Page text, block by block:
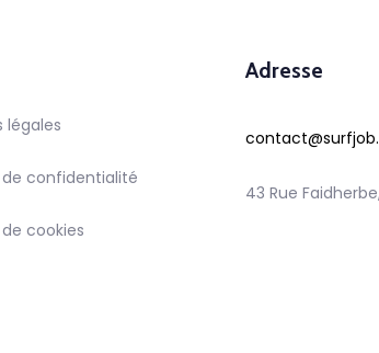
légales
de confidentialité
cookies
Adresse
43 Rue